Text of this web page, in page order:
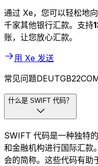
通过 Xe，您可以轻松地
千家其他银行汇款。支持
账，让您放心汇款。
用 Xe 发送
常见问题
什么是 SWIFT 代码？
SWIFT 代码是一种独特
和金融机构进行国际汇
会的简称。这些代码有助